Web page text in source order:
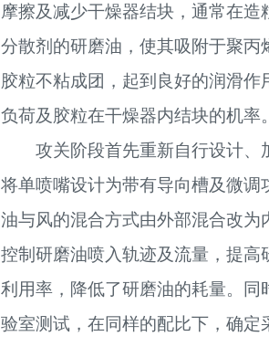
摩擦及减少干燥器结块，通常在造
分散剂的研磨油，使其吸附于聚丙
胶粒不粘成团，起到良好的润滑作
负荷及胶粒在干燥器内结块的机率。
攻关阶段首先重新自行设计、
将单喷嘴设计为带有导向槽及微调
油与风的混合方式由外部混合改为
控制研磨油喷入轨迹及流量，提高
利用率，降低了研磨油的耗量。同
验室测试，在同样的配比下，确定